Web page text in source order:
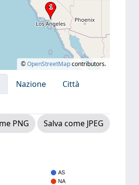
©OpenStreetMapcontributors.
Nazione
Città
PNG
Salva come JPEG
AS
NA